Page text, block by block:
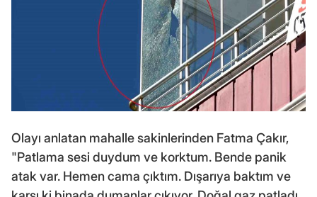
Olayı anlatan mahalle sakinlerinden Fatma Çakır,
"Patlama sesi duydum ve korktum. Bende panik
atak var. Hemen cama çıktım. Dışarıya baktım ve